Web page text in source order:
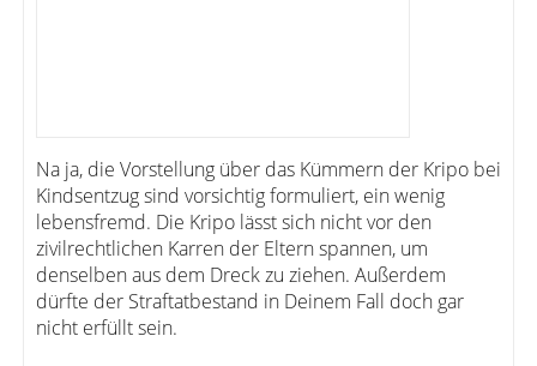
Na ja, die Vorstellung über das Kümmern der Kripo bei
Kindsentzug sind vorsichtig formuliert, ein wenig
lebensfremd. Die Kripo lässt sich nicht vor den
zivilrechtlichen Karren der Eltern spannen, um
denselben aus dem Dreck zu ziehen. Außerdem
dürfte der Straftatbestand in Deinem Fall doch gar
nicht erfüllt sein.